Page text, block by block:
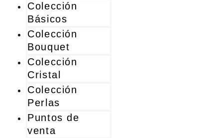
Colección
Básicos
Colección
Bouquet
Colección
Cristal
Colección
Perlas
Puntos de
venta